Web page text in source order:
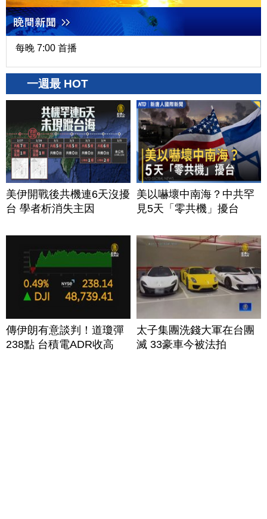
每晚 7:00 首播
一週最 HOT
美伊開戰後共機連6天沒擾
台 學者析消失主因
美以嚇壞中南海？中共罕
見5天「零共機」擾台
傳伊朗有意談判！道瓊彈
238點 台積電ADR收高
太子集團洗錢大軍在台團
滅 33豪車今被法拍